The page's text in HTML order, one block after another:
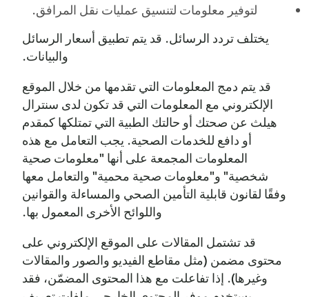
لتوفير معلومات لتنسيق عمليات نقل المرافق.
يختلف تردد الرسائل. قد يتم تطبيق أسعار الرسائل
والبيانات.
قد يتم دمج المعلومات التي تقدمها من خلال الموقع
الإلكتروني مع المعلومات التي قد تكون لدى سنترال
هيلث عن صحتك أو حالتك الطبية التي تمتلكها كمقدم
أو دافع للخدمات الصحية. يجب التعامل مع هذه
المعلومات المجمعة على أنها "معلومات صحية
شخصية" و"معلومات صحية محمية" والتعامل معها
وفقًا لقانون قابلية التأمين الصحي والمساءلة والقوانين
واللوائح الأخرى المعمول بها.
قد تشتمل المقالات على الموقع الإلكتروني على
محتوى مضمن (مثل مقاطع الفيديو والصور والمقالات
وغيرها). إذا تفاعلت مع هذا المحتوى المضمّن، فقد